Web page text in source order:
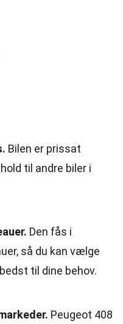
Bilen er prissat
til andre biler i
Den fås i
så du kan vælge
til dine behov.
Peugeot 408